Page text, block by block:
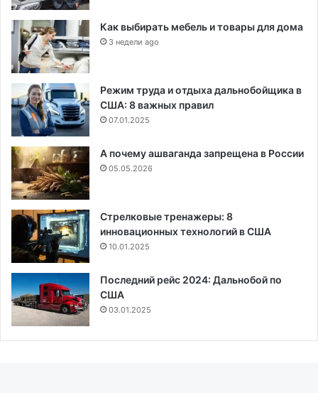
Как выбирать мебель и товары для дома
3 недели ago
Режим труда и отдыха дальнобойщика в
США: 8 важных правил
07.01.2025
А почему ашваганда запрещена в России
05.05.2026
Стрелковые тренажеры: 8
инновационных технологий в США
10.01.2025
Последний рейс 2024: Дальнобой по
США
03.01.2025